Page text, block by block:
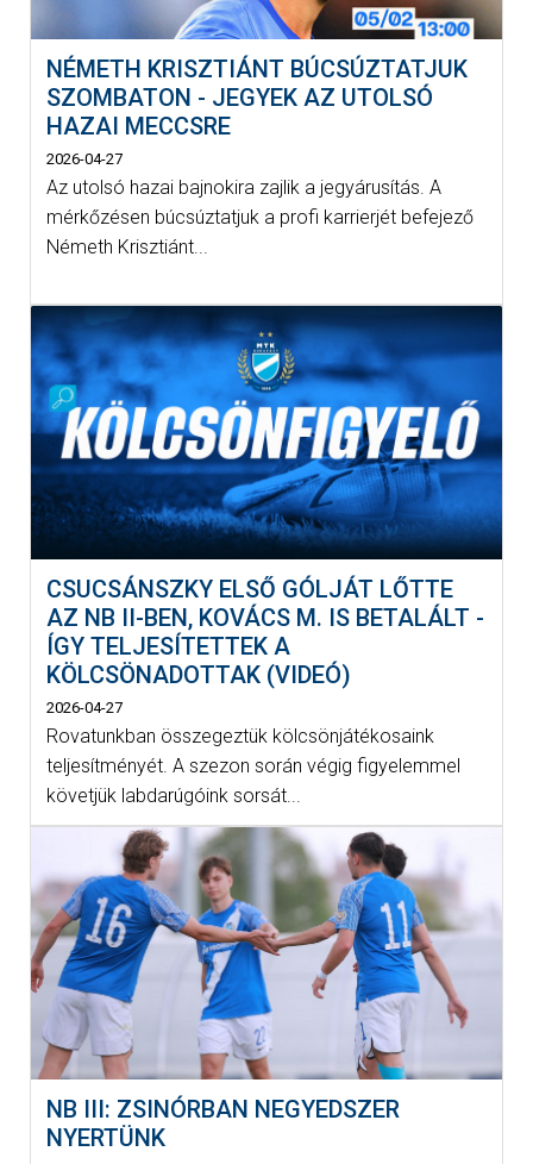
NÉMETH KRISZTIÁNT BÚCSÚZTATJUK
SZOMBATON - JEGYEK AZ UTOLSÓ
HAZAI MECCSRE
2026-04-27
Az utolsó hazai bajnokira zajlik a jegyárusítás. A
mérkőzésen búcsúztatjuk a profi karrierjét befejező
Németh Krisztiánt...
CSUCSÁNSZKY ELSŐ GÓLJÁT LŐTTE
AZ NB II-BEN, KOVÁCS M. IS BETALÁLT -
ÍGY TELJESÍTETTEK A
KÖLCSÖNADOTTAK (VIDEÓ)
2026-04-27
Rovatunkban összegeztük kölcsönjátékosaink
teljesítményét. A szezon során végig figyelemmel
követjük labdarúgóink sorsát...
NB III: ZSINÓRBAN NEGYEDSZER
NYERTÜNK